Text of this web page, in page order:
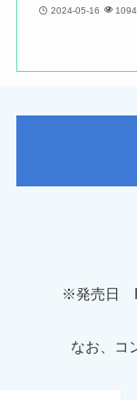
2024-05-16
※発売日
なお、コ